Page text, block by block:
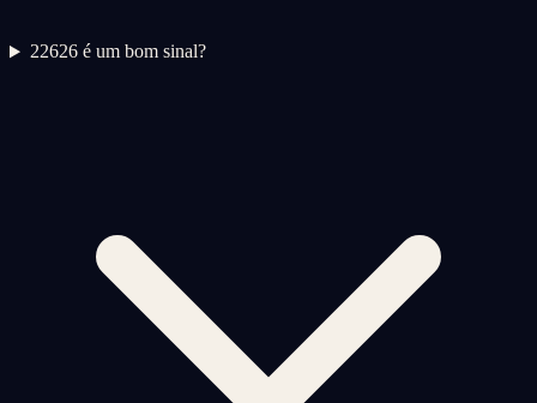
22626 é um bom sinal?